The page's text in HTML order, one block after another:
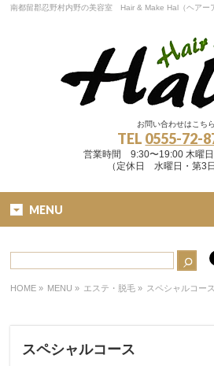
南都留郡忍野村内野の美容室 Hair & Make Hal（ヘアー
お問い合わせはこちら
TEL 0555-72-
営業時間 9:30〜19:00 木曜
（定休日 水曜日・第3
MENU
HOME » MENU » エステ・脱毛 » スペシャルコース
スペシャルコース